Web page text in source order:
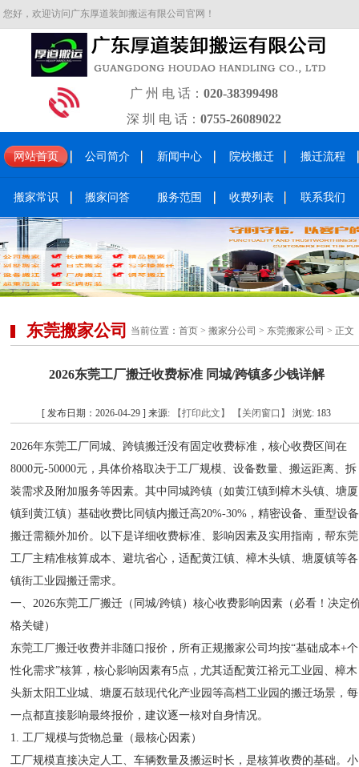
您好，欢迎访问广东厚道装卸搬运有限公司官网！
广 州 电 话： 020-38399498
深 圳 电 话： 0755-26089022
网站首页 公司简介 新闻中心 院校搬迁 搬迁流程
搬家常识 搬家问答 服务范围 收费列表 联系我们
东莞搬家公司 当前位置：首页 >搬家分公司 > 东莞搬家公司 > 正文
2026东莞工厂搬迁收费标准 同城/跨镇多少钱详解
[ 发布日期：2026-04-29 ] 来源: 【打印此文】 【关闭窗口】 浏览: 183
2026年东莞工厂同城、跨镇搬迁没有固定收费标准，核心收费区间在
8000元-50000元，具体价格取决于工厂规模、设备数量、搬运距离、拆
装需求及附加服务等因素。其中同城跨镇（如黄江镇到樟木头镇、塘厦
镇到黄江镇）基础收费比同镇内搬迁高20%-30%，精密设备、重型设备
搬迁需额外加价。以下是详细收费标准、影响因素及实用指南，帮东莞
工厂主精准核算成本、避坑省心，适配黄江镇、樟木头镇、塘厦镇等各
镇街工业园搬迁需求。
一、2026东莞工厂搬迁（同城/跨镇）核心收费影响因素（必看！决定
格关键）
东莞工厂搬迁收费并非随口报价，所有正规搬家公司均按“基础成本+个
性化需求”核算，核心影响因素有5点，尤其适配黄江裕元工业园、樟木
头新太阳工业城、塘厦石鼓现代化产业园等高档工业园的搬迁场景，每
一点都直接影响最终报价，建议逐一核对自身情况。
1. 工厂规模与货物总量（最核心因素）
工厂规模直接决定人工、车辆数量及搬运时长，是核算收费的基础。小